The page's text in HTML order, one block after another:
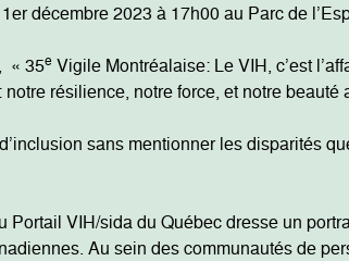
décembre 2023 à 17h00 au Parc de
« 35e Vigile Montréalaise: Le VIH, c’est
résilience, notre force, et notre
sans mentionner les disparités
Portail VIH/sida du Québec dresse un
Au sein des communautés de